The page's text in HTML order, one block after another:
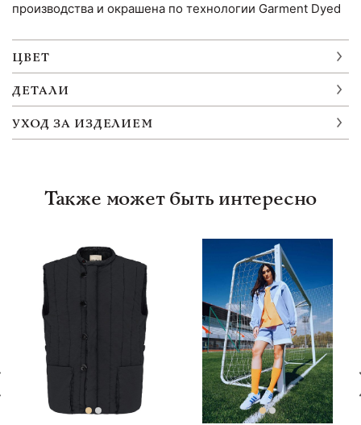
производства и окрашена по технологии Garment Dyed
ЦВЕТ
ДЕТАЛИ
УХОД ЗА ИЗДЕЛИЕМ
Также может быть интересно